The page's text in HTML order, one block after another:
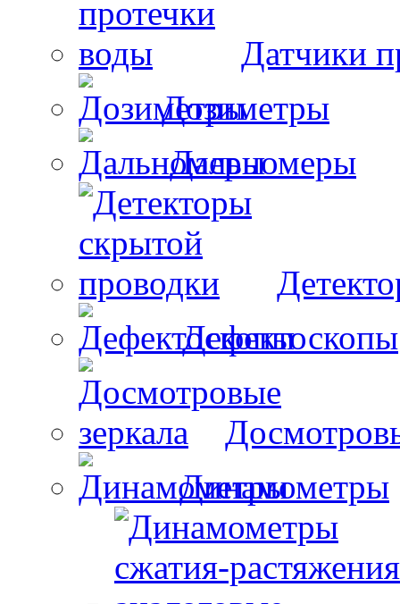
Датчики
Дозиметры
Дальномеры
Дефектоскопы
Динамометры